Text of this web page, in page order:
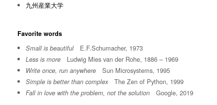
九州産業大学
Favorite words
Small is beautifulE.F.Schumacher, 1973
Less is more Ludwig Mies van der Rohe, 1886 – 1969
Write once, run anywhere Sun Microsystems, 1995
Simple is better than complexThe Zen of Python, 1999
Fall in love with the problem, not the solution Google, 2019